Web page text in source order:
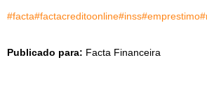
Publicado para: Facta Financeira